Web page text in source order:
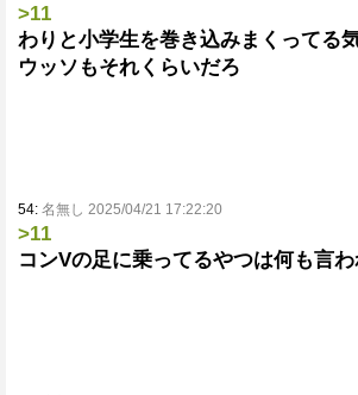
>11
わりと小学生を巻き込みまくってる
ウッソもそれくらいだろ
54: 名無し 2025/04/21 17:22:20
>11
コンVの足に乗ってるやつは何も言